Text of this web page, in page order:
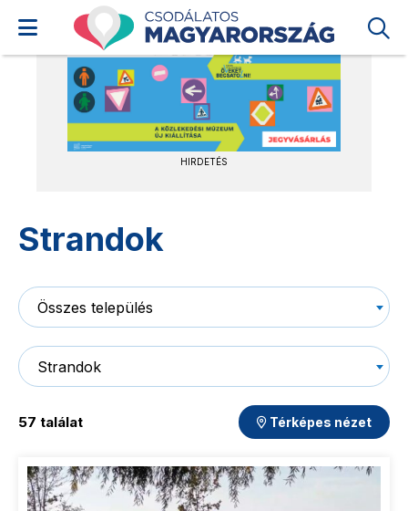
HIRDETÉS
Strandok
Összes település
Strandok
57 találat Térképes nézet